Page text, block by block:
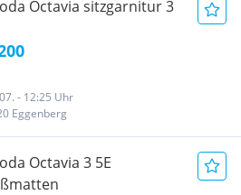
Octavia sitzgarnitur 3
- 12:25 Uhr
Eggenberg
Octavia 3 5E